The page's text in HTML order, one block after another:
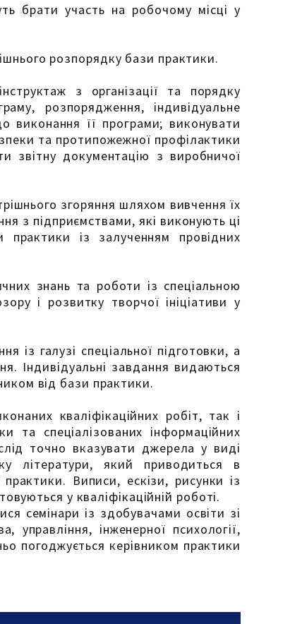
брати участь на робочому місці у
розпорядку бази практики.
з організації та порядку
розпорядження, індивідуальне
виконання її програми; виконувати
та протипожежної профілактики
звітну документацію з виробничої
згоряння шляхом вивчення їх
з підприємствами, які виконують ці
практики із залученням провідних
знань та роботи із спеціальною
і розвитку творчої ініціативи у
із галузі спеціальної підготовки, а
Індивідуальні завдання видаються
від бази практики.
кваліфікаційних робіт, так і
та спеціалізованих інформаційних
точно вказувати джерела у виді
літератури, який приводиться в
Виписи, ескізи, рисунки із
у кваліфікаційній роботі.
семінари із здобувачами освіти зі
управління, інженерної психології,
погоджується керівником практики